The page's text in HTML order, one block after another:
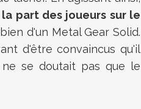
part des joueurs sur le
d'un Metal Gear Solid.
d'être convaincus qu'il
se doutait pas que le